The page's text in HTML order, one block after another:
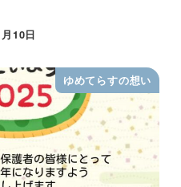
10日
ゆめてらすの想い